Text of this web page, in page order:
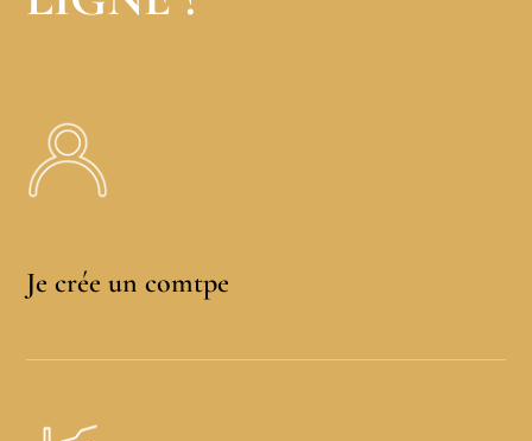
Je crée un comtpe